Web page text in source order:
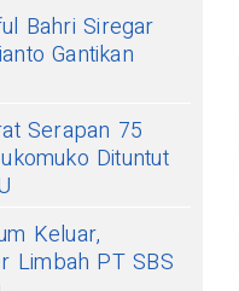
Bahri Siregar
Gantikan
Serapan 75
Dituntut
Keluar,
Limbah PT SBS